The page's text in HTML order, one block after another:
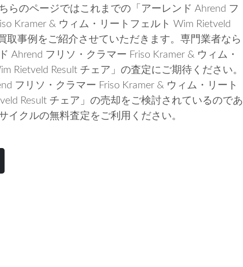
らのページではこれまでの「アーレンド Ahrend フ
Kramer & ウィム・リートフェルト Wim Rietveld
取事例をご紹介させていただきます。専門業者なら
Ahrend フリソ・クラマー Friso Kramer & ウィム・
Rietveld Result チェア」の査定にご期待ください。
フリソ・クラマー Friso Kramer & ウィム・リート
Result チェア」の売却をご検討されているのであ
イクルの無料査定をご利用ください。